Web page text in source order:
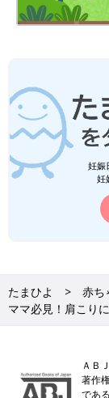
妊娠
妊
たまひよ 赤ち
ママ必見！肩こり
ＡＢ
著作
であ